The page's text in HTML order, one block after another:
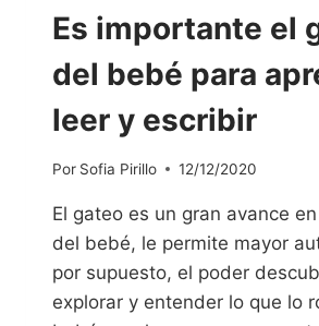
Es importante el
del bebé para
leer y escribir
Por Sofia Pirillo 12/12/2020
El gateo es un gran avance
del bebé, le permite mayor
por supuesto, el poder
explorar y entender lo que lo